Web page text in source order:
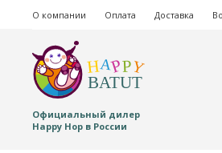
О компании Оплата Доставка
Официальный дилер
Happy Hop в России